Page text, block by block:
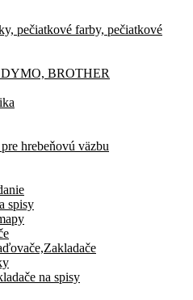
pečiatkové farby, pečiatkové
DYMO, BROTHER
hrebeňovú väzbu
spisy
na spisy